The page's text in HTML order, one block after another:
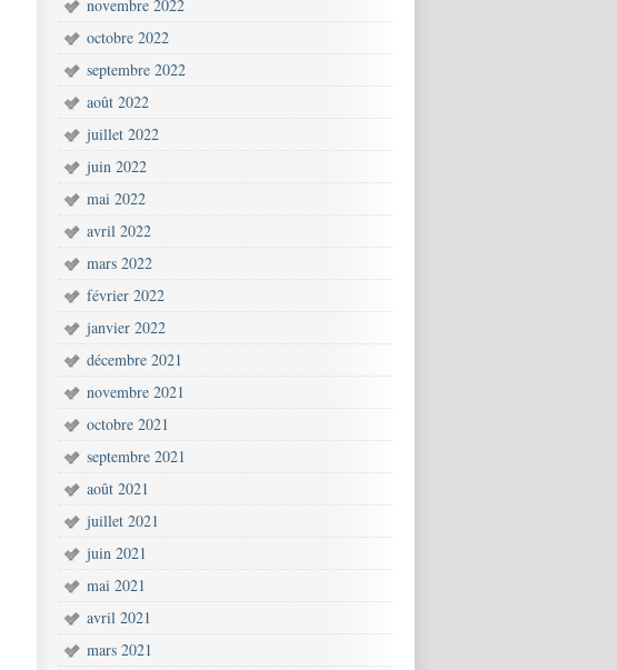
novembre 2022
octobre 2022
septembre 2022
août 2022
juillet 2022
juin 2022
mai 2022
avril 2022
mars 2022
février 2022
janvier 2022
décembre 2021
novembre 2021
octobre 2021
septembre 2021
août 2021
juillet 2021
juin 2021
mai 2021
avril 2021
mars 2021